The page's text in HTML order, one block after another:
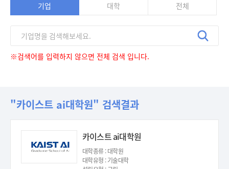
기업 대학 전체
※검색어를 입력하지 않으면 전체 검색 입니다.
"카이스트 ai대학원" 검색결과
카이스트 ai대학원
대학종류 : 대학원
대학유형 : 기술대학